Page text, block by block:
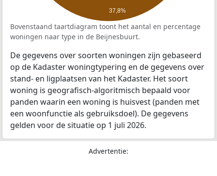
37,8%
Bovenstaand taartdiagram toont het aantal en percentage
woningen naar type in de Beijnesbuurt.
De gegevens over soorten woningen zijn gebaseerd
op de Kadaster woningtypering en de gegevens over
stand- en ligplaatsen van het Kadaster. Het soort
woning is geografisch-algoritmisch bepaald voor
panden waarin een woning is huisvest (panden met
een woonfunctie als gebruiksdoel). De gegevens
gelden voor de situatie op 1 juli 2026.
Advertentie: